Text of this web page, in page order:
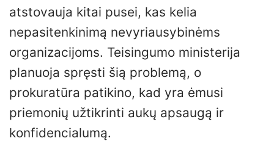
atstovauja kitai pusei, kas kelia
nepasitenkinimą nevyriausybinėms
organizacijoms. Teisingumo ministerija
planuoja spręsti šią problemą, o
prokuratūra patikino, kad yra ėmusi
priemonių užtikrinti aukų apsaugą ir
konfidencialumą.